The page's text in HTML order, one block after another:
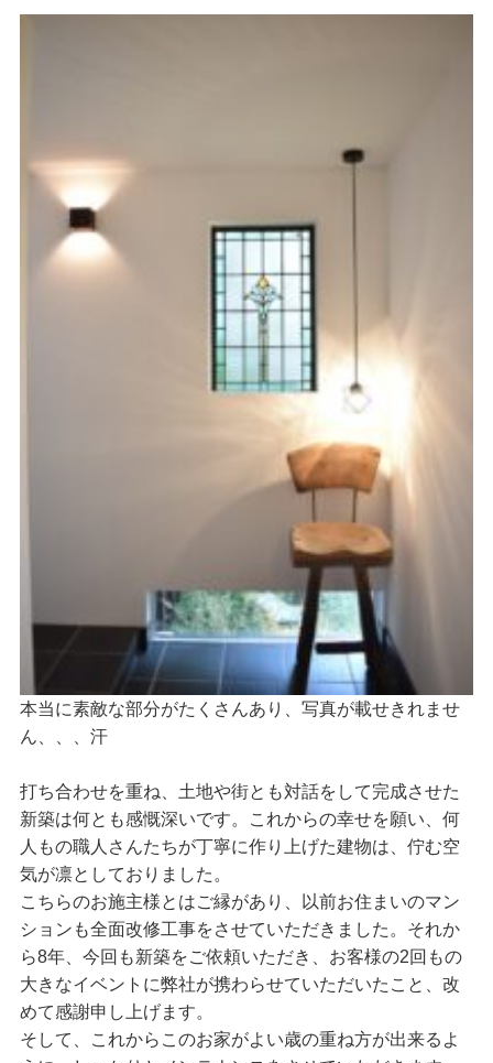
本当に素敵な部分がたくさんあり、写真が載せきれませ
ん、、、汗
打ち合わせを重ね、土地や街とも対話をして完成させた
新築は何とも感慨深いです。これからの幸せを願い、何
人もの職人さんたちが丁寧に作り上げた建物は、佇む空
気が凛としておりました。
こちらのお施主様とはご縁があり、以前お住まいのマン
ションも全面改修工事をさせていただきました。それか
ら8年、今回も新築をご依頼いただき、お客様の2回もの
大きなイベントに弊社が携わらせていただいたこと、改
めて感謝申し上げます。
そして、これからこのお家がよい歳の重ね方が出来るよ